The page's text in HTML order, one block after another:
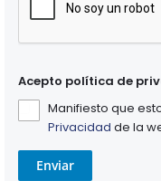
Acepto política de
Manifiesto que
Privacidad de la
Enviar